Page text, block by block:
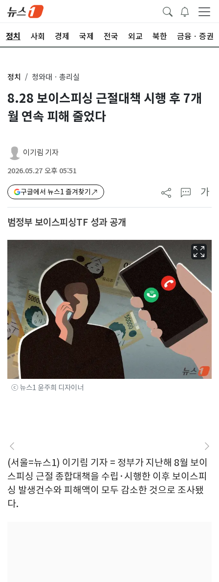
정치 사회 경제 국제 전국 외교 북한 금융ㆍ증권
정치 청와대ㆍ총리실
8.28 보이스피싱 근절대책 시행 후 7개
월 연속 피해 줄었다
이기림 기자
2026.05.27 오후 05:51
구글에서 뉴스1 즐겨찾기 가
범정부 보이스피싱TF 성과 공개
ⓒ 뉴스1 윤주희 디자이너
(서울=뉴스1) 이기림 기자 = 정부가 지난해 8월 보이
스피싱 근절 종합대책을 수립·시행한 이후 보이스피
싱 발생건수와 피해액이 모두 감소한 것으로 조사됐
다.